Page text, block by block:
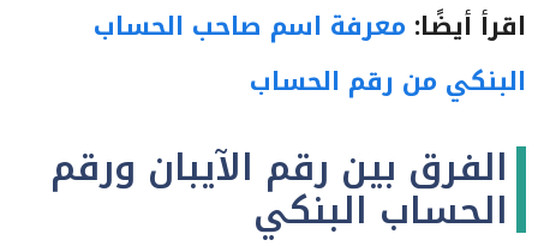
اقرأ أيضًا: معرفة اسم صاحب الحساب
البنكي من رقم الحساب
الفرق بين رقم الآيبان ورقم
الحساب البنكي